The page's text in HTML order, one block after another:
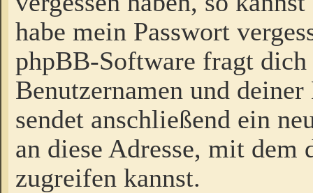
habe mein Passwort
phpBB-Software fragt dich
Benutzernamen und
sendet anschließend ein
an diese Adresse, mit dem
zugreifen kannst.